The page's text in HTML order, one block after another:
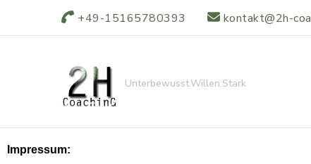
+49-15165780393 kontakt@2h-
Unterbewusst.Willen.Stark
Impressum: